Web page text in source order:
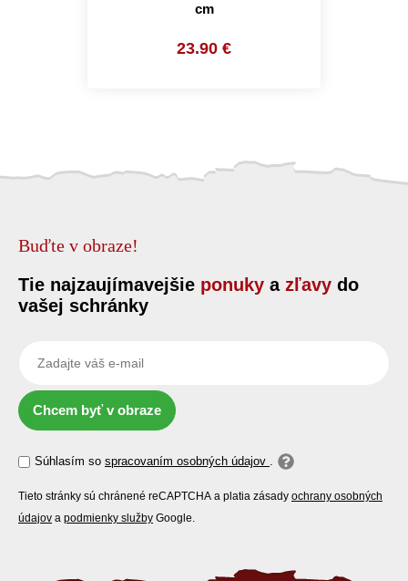
cm
23.90 €
Buďte v obraze!
Tie najzaujímavejšie ponuky a zľavy do
vašej schránky
Chcem byť v obraze
Súhlasím so spracovaním osobných údajov .
Tieto stránky sú chránené reCAPTCHA a platia zásady ochrany osobných
údajov a podmienky služby Google.